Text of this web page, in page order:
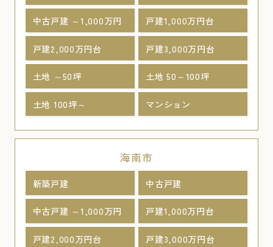
中古戸建 ～1,000万円 戸建1,000万円台
戸建2,000万円台 戸建3,000万円台
土地 ～50坪 土地 50～100坪
土地 100坪～ マンション
海南市
新築戸建 中古戸建
中古戸建 ～1,000万円 戸建1,000万円台
戸建2,000万円台 戸建3,000万円台